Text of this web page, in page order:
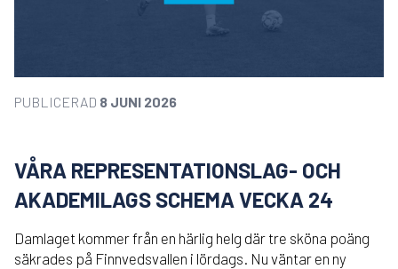
PUBLICERAD 8 JUNI 2026
VÅRA REPRESENTATIONSLAG- OCH
AKADEMILAGS SCHEMA VECKA 24
Damlaget kommer från en härlig helg där tre sköna poäng
säkrades på Finnvedsvallen i lördags. Nu väntar en ny